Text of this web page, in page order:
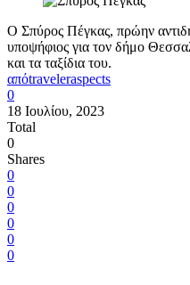
Ο Σπύρος Πέγκας, πρώην
υποψήφιος για τον δήμο
και τα ταξίδια του.
απόtraveleraspects
0
18 Ιουλίου, 2023
Total
0
Shares
0
0
0
0
0
0